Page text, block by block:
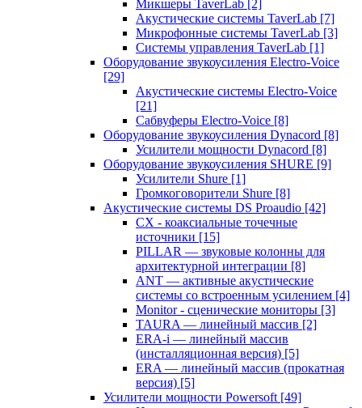
Микшеры TaverLab [2]
Акустические системы TaverLab [7]
Микрофонные системы TaverLab [3]
Системы управления TaverLab [1]
Оборудование звукоусиления Electro-Voice
[29]
Акустические системы Electro-Voice
[21]
Сабвуферы Electro-Voice [8]
Оборудование звукоусиления Dynacord [8]
Усилители мощности Dynacord [8]
Оборудование звукоусиления SHURE [9]
Усилители Shure [1]
Громкоговорители Shure [8]
Акустические системы DS Proaudio [42]
CX - коаксиальные точечные
источники [15]
PILLAR — звуковые колонны для
архитектурной интеграции [8]
ANT — активные акустические
системы со встроенным усилением [4]
Monitor - сценические мониторы [3]
TAURA — линейный массив [2]
ERA-i — линейный массив
(инсталляционная версия) [5]
ERA — линейный массив (прокатная
версия) [5]
Усилители мощности Powersoft [49]